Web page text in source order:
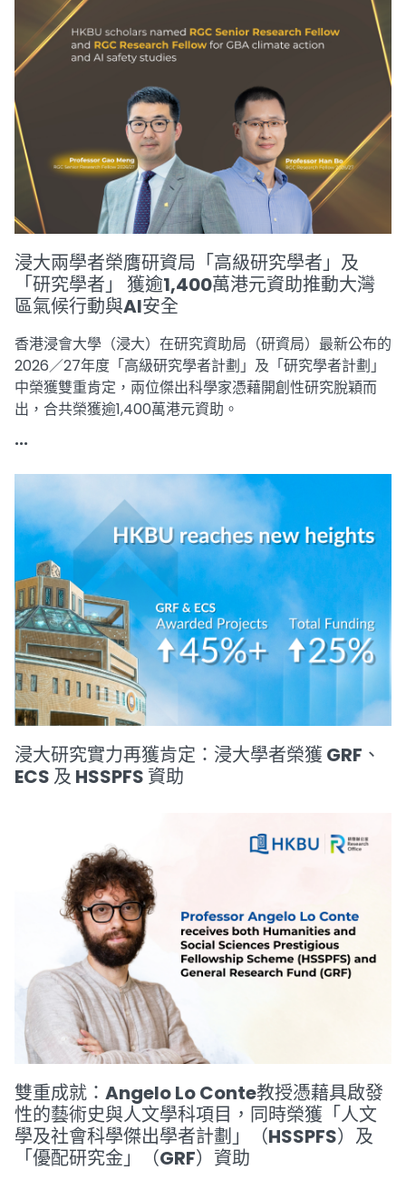
浸大兩學者榮膺研資局「高級研究學者」及
「研究學者」 獲逾1,400萬港元資助推動大灣
區氣候行動與AI安全
香港浸會大學（浸大）在研究資助局（研資局）最新公布的
2026／27年度「高級研究學者計劃」及「研究學者計劃」
中榮獲雙重肯定，兩位傑出科學家憑藉開創性研究脫穎而
出，合共榮獲逾1,400萬港元資助。
...
浸大研究實力再獲肯定：浸大學者榮獲 GRF、
ECS 及 HSSPFS 資助
雙重成就：Angelo Lo Conte教授憑藉具啟發
性的藝術史與人文學科項目，同時榮獲「人文
學及社會科學傑出學者計劃」（HSSPFS）及
「優配研究金」（GRF）資助